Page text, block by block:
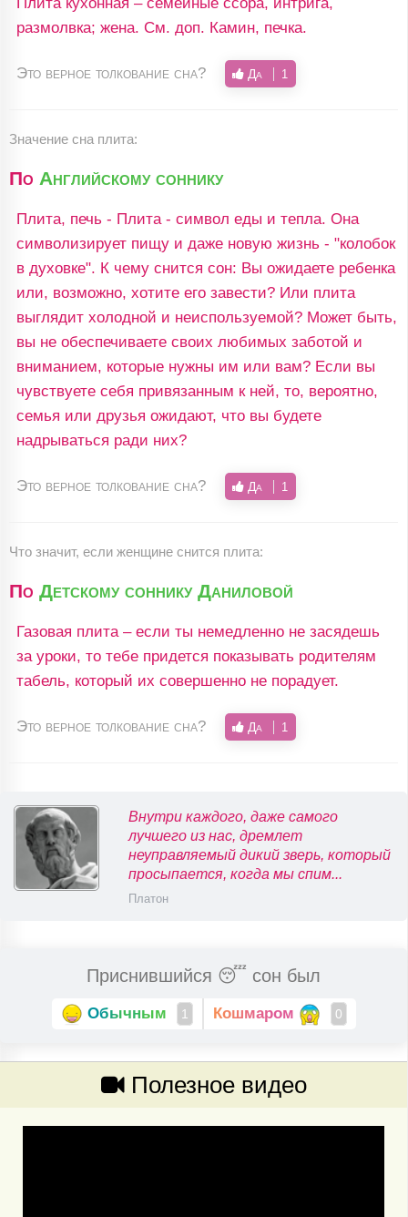
размолвка; жена. См. доп. Камин, печка.
Это верное толкование сна? Да 1
Значение сна плита:
По Английскому соннику
Плита, печь - Плита - символ еды и тепла. Она
символизирует пищу и даже новую жизнь - "колобок
в духовке". К чему снится сон: Вы ожидаете ребенка
или, возможно, хотите его завести? Или плита
выглядит холодной и неиспользуемой? Может быть,
вы не обеспечиваете своих любимых заботой и
вниманием, которые нужны им или вам? Если вы
чувствуете себя привязанным к ней, то, вероятно,
семья или друзья ожидают, что вы будете
надрываться ради них?
Это верное толкование сна? Да 1
Что значит, если женщине снится плита:
По Детскому соннику Даниловой
Газовая плита – если ты немедленно не засядешь
за уроки, то тебе придется показывать родителям
табель, который их совершенно не порадует.
Это верное толкование сна? Да 1
Внутри каждого, даже самого
лучшего из нас, дремлет
неуправляемый дикий зверь, который
просыпается, когда мы спим...
Платон
Приснившийся 😴 сон был
Обычным 1 Кошмаром 0
Полезное видео